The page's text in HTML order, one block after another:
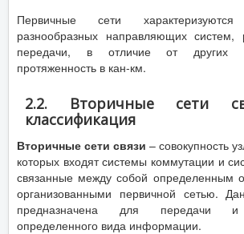
Первичные сети характеризуются
разнообразных направляющих систем,
передачи, в отличие от других
протяженность в кан-км.
2.2. Вторичные сети
классификация
Вторичные сети связи – совокупность
которых входят системы коммутации и
связанные между собой определенным
организованными первичной сетью.
предназначена для передачи и
определенного вида информации.